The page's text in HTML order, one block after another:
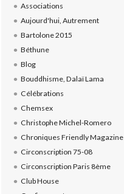
Associations
Aujourd'hui, Autrement
Bartolone 2015
Béthune
Blog
Bouddhisme, Dalaï Lama
Célébrations
Chemsex
Christophe Michel-Romero
Chroniques Friendly Magazine
Circonscription 75-08
Circonscription Paris 8ème
Club House